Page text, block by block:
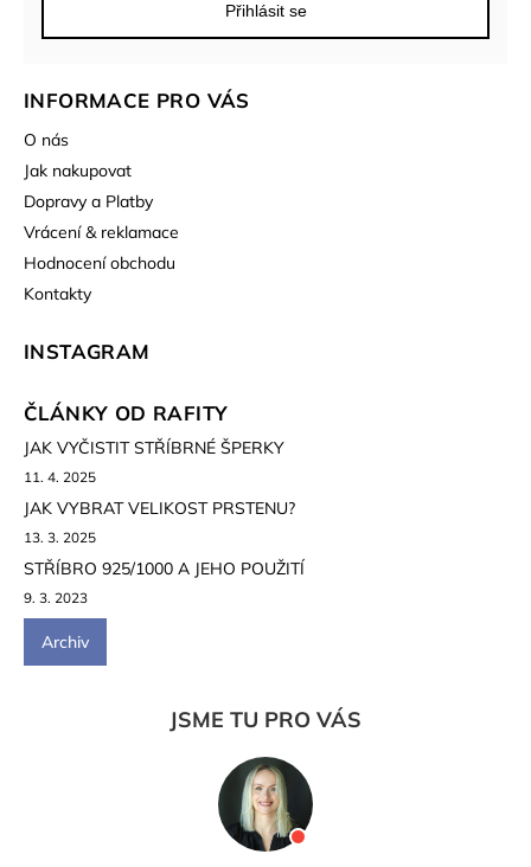
INFORMACE PRO VÁS
O nás
Jak nakupovat
Dopravy a Platby
Vrácení & reklamace
Hodnocení obchodu
Kontakty
Přihlásit se
INSTAGRAM
ČLÁNKY OD RAFITY
JAK VYČISTIT STŘÍBRNÉ ŠPERKY
11. 4. 2025
JAK VYBRAT VELIKOST PRSTENU?
13. 3. 2025
STŘÍBRO 925/1000 A JEHO POUŽITÍ
9. 3. 2023
Archiv
JSME TU PRO VÁS